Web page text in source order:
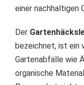
einer nachhaltigen
Der
bezeichnet, ist ein
Gartenabfälle wie
organische